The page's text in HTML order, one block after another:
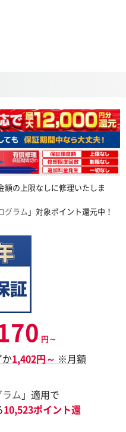
の上限なしに修理いたしま
グラム 」対象ポイント還元中！
円～
1,402円～ ※月額
ム 」適用で
10,523ポイント還